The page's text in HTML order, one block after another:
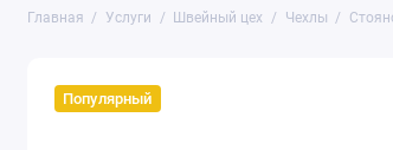
Главная Услуги Швейный цех Чехлы
Популярный